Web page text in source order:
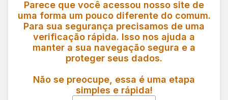
Parece que você acessou nosso site de
uma forma um pouco diferente do comum.
Para sua segurança precisamos de uma
verificação rápida. Isso nos ajuda a
manter a sua navegação segura e a
proteger seus dados.
Não se preocupe, essa é uma etapa
simples e rápida!